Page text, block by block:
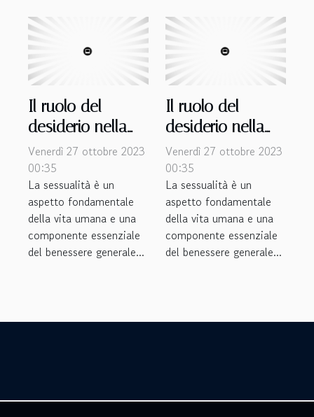
Il ruolo del
desiderio nella
salute sessuale
Venerdì 27 ottobre 2023
00:35
La sessualità è un
aspetto fondamentale
della vita umana e una
componente essenziale
del benessere generale...
Il ruolo del
desiderio nella
salute sessuale
Venerdì 27 ottobre 2023
00:35
La sessualità è un
aspetto fondamentale
della vita umana e una
componente essenziale
del benessere generale...